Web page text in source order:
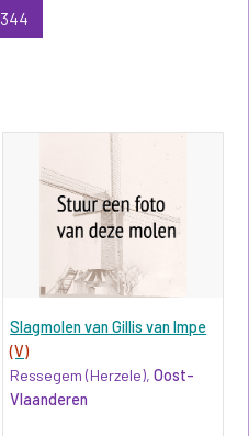
344
Slagmolen van Gillis van Impe
(V)
Ressegem (Herzele),Oost-
Vlaanderen